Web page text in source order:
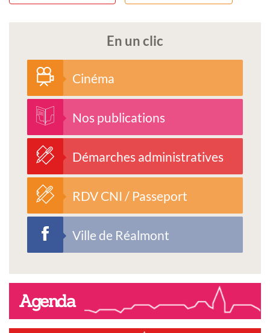
En un clic
Cinéma
Nos publications
Démarches administratives
RDV CNI / Passeport
Ville de Réalmont
Agenda